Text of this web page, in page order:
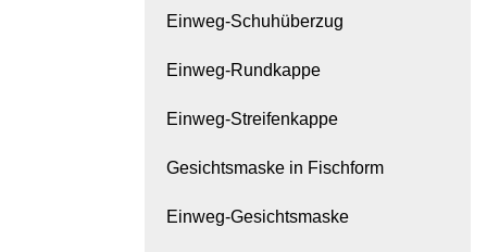
Einweg-Schuhüberzug
Einweg-Rundkappe
Einweg-Streifenkappe
Gesichtsmaske in Fischform
Einweg-Gesichtsmaske